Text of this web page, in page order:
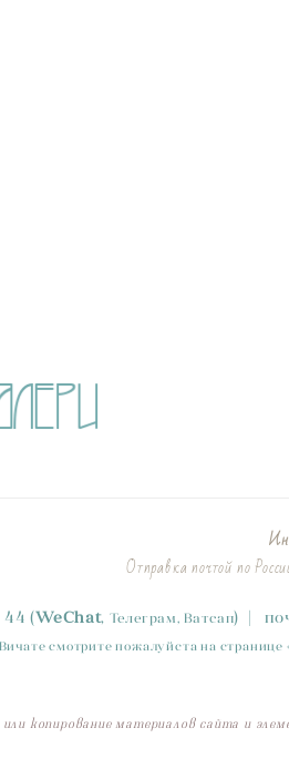
Отправка почтой по
44 (WeChat, Телеграм, Ватсап) |
смотрите пожалуйста на странице
или копирование материалов сайта и